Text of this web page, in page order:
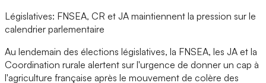
Législatives: FNSEA, CR et JA maintiennent la pression sur le
calendrier parlementaire
Au lendemain des élections législatives, la FNSEA, les JA et la
Coordination rurale alertent sur l'urgence de donner un cap à
l'agriculture française après le mouvement de colère des